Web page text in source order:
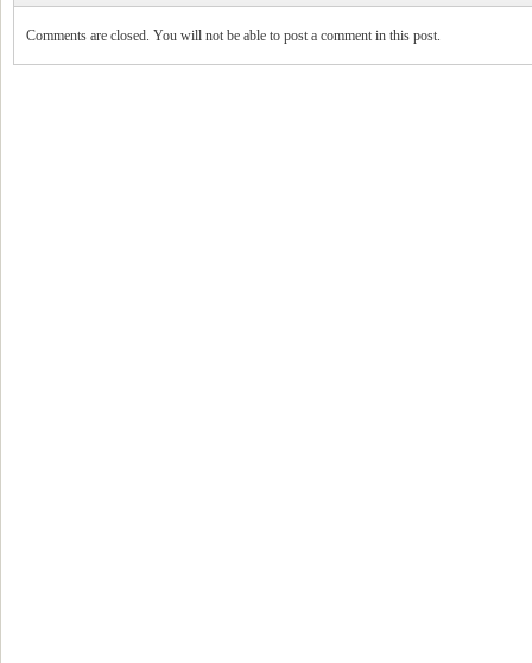
Comments are closed. You will not be able to post a comment in this post.